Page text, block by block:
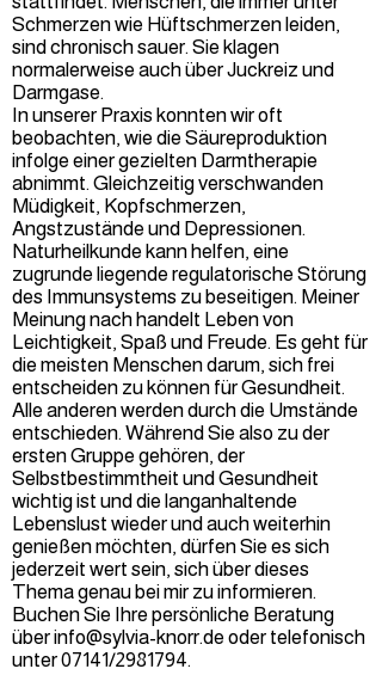
Schmerzen wie Hüftschmerzen leiden,
sind chronisch sauer. Sie klagen
normalerweise auch über Juckreiz und
Darmgase.
In unserer Praxis konnten wir oft
beobachten, wie die Säureproduktion
infolge einer gezielten Darmtherapie
abnimmt. Gleichzeitig verschwanden
Müdigkeit, Kopfschmerzen,
Angstzustände und Depressionen.
Naturheilkunde kann helfen, eine
zugrunde liegende regulatorische Störung
des Immunsystems zu beseitigen. Meiner
Meinung nach handelt Leben von
Leichtigkeit, Spaß und Freude. Es geht für
die meisten Menschen darum, sich frei
entscheiden zu können für Gesundheit.
Alle anderen werden durch die Umstände
entschieden. Während Sie also zu der
ersten Gruppe gehören, der
Selbstbestimmtheit und Gesundheit
wichtig ist und die langanhaltende
Lebenslust wieder und auch weiterhin
genießen möchten, dürfen Sie es sich
jederzeit wert sein, sich über dieses
Thema genau bei mir zu informieren.
Buchen Sie Ihre persönliche Beratung
überinfo@sylvia-knorr.de oder telefonisch
unter 07141/2981794.